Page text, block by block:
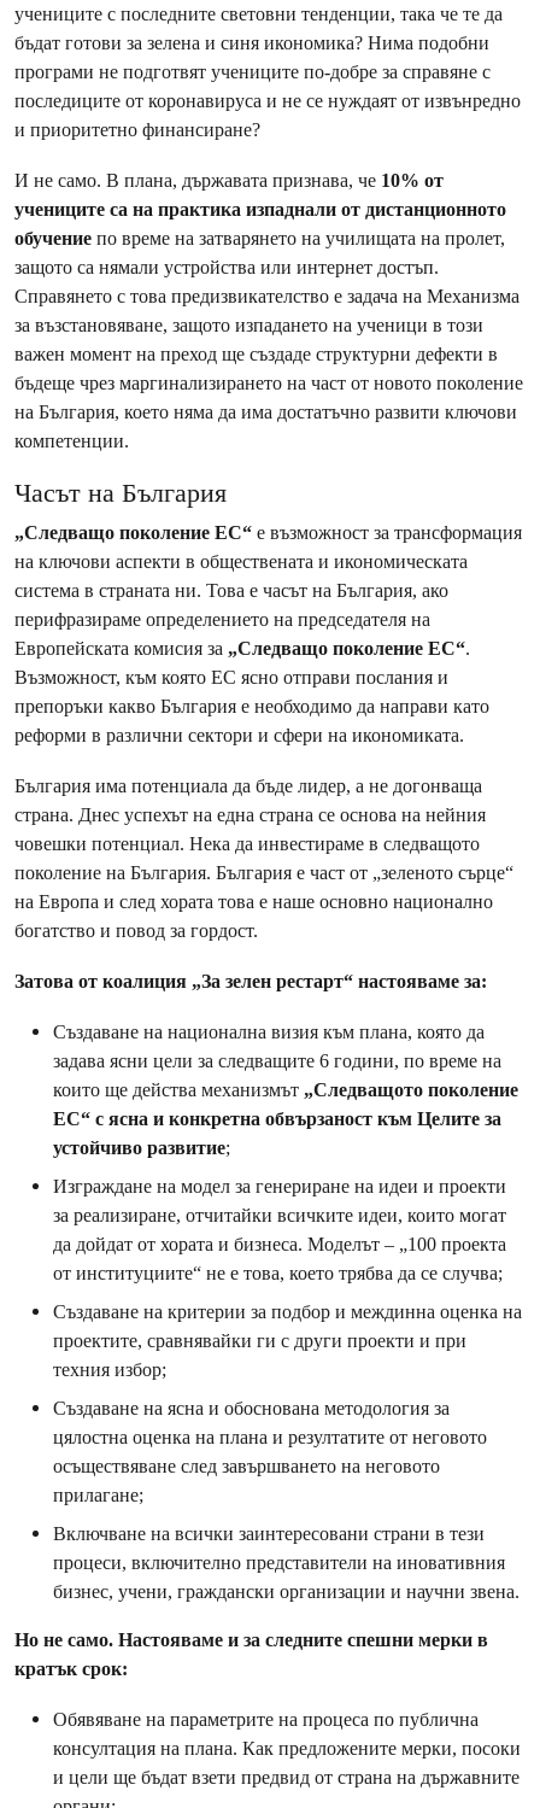
учениците с последните световни тенденции, така че те да
бъдат готови за зелена и синя икономика? Нима подобни
програми не подготвят учениците по-добре за справяне с
последиците от коронавируса и не се нуждаят от извънредно
и приоритетно финансиране?
И не само. В плана, държавата признава, че 10% от
учениците са на практика изпаднали от дистанционното
обучение по време на затварянето на училищата на пролет,
защото са нямали устройства или интернет достъп.
Справянето с това предизвикателство е задача на Механизма
за възстановяване, защото изпадането на ученици в този
важен момент на преход ще създаде структурни дефекти в
бъдеще чрез маргинализирането на част от новото поколение
на България, което няма да има достатъчно развити ключови
компетенции.
Часът на България
„Следващо поколение ЕС“ е възможност за трансформация
на ключови аспекти в обществената и икономическата
система в страната ни. Това е часът на България, ако
перифразираме определението на председателя на
Европейската комисия за „Следващо поколение ЕС“.
Възможност, към която ЕС ясно отправи послания и
препоръки какво България е необходимо да направи като
реформи в различни сектори и сфери на икономиката.
България има потенциала да бъде лидер, а не догонваща
страна. Днес успехът на една страна се основа на нейния
човешки потенциал. Нека да инвестираме в следващото
поколение на България. България е част от „зеленото сърце“
на Европа и след хората това е наше основно национално
богатство и повод за гордост.
Затова от коалиция „За зелен рестарт“ настояваме за:
Създаване на национална визия към плана, която да
задава ясни цели за следващите 6 години, по време на
които ще действа механизмът „Следващото поколение
ЕС“ с ясна и конкретна обвързаност към Целите за
устойчиво развитие;
Изграждане на модел за генериране на идеи и проекти
за реализиране, отчитайки всичките идеи, които могат
да дойдат от хората и бизнеса. Моделът – „100 проекта
от институциите“ не е това, което трябва да се случва;
Създаване на критерии за подбор и междинна оценка на
проектите, сравнявайки ги с други проекти и при
техния избор;
Създаване на ясна и обоснована методология за
цялостна оценка на плана и резултатите от неговото
осъществяване след завършването на неговото
прилагане;
Включване на всички заинтересовани страни в тези
процеси, включително представители на иновативния
бизнес, учени, граждански организации и научни звена.
Но не само. Настояваме и за следните спешни мерки в
кратък срок:
Обявяване на параметрите на процеса по публична
консултация на плана. Как предложените мерки, посоки
и цели ще бъдат взети предвид от страна на държавните